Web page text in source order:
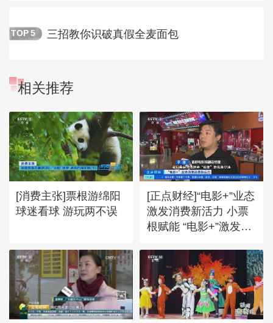
TOP 5 三招教你识破真假全麦面包
相关推荐
[消费主张]票根游绵阳
球迷看球 游玩两不误
[正点财经]“电影+”业态
激发消费新活力 小票
根赋能 “电影+”激发消